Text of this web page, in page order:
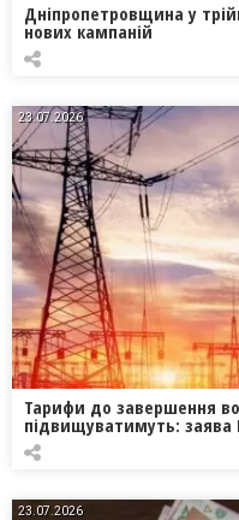
Дніпропетровщина у
нових кампаній
23.07.2026
Тарифи до завершення
підвищуватимуть: заява
23.07.2026